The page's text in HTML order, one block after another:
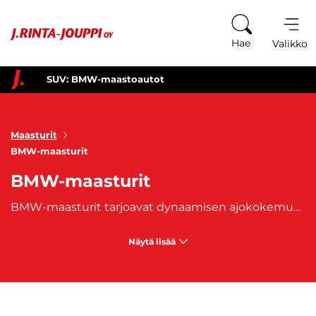
Hae Valikko
SUV: BMW-maastoautot
Maasturit
BMW-maasturit
BMW-maasturit
BMW-maasturit tarjoavat dynaamisen ajokokemuksen, jossa yhdistyvät premium-tason teknologia ja urheilullisuus. BMW SUV -mallit ovat täydellisiä niille, jotka haluavat auton, joka tuntuu suorituskykyiseltä maanteillä mutta pystyy myös haastavampiin olosuhteisiin. Näistä autoista huokuu voimaa ja tarkkuutta.
Näytä lisää